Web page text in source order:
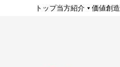
トップ当方紹介 価値創造